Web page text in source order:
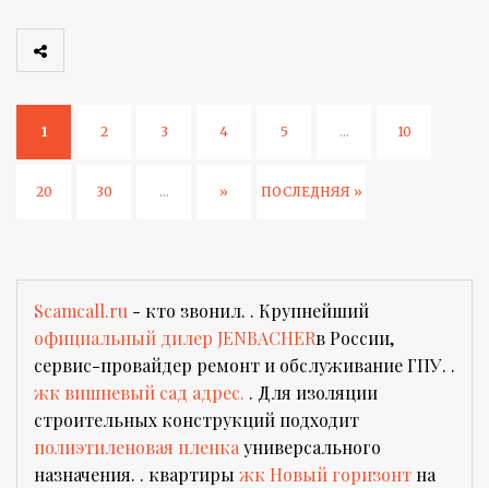
1 2 3 4 5 ... 10
20 30 ... » ПОСЛЕДНЯЯ »
Scamcall.ru - кто звонил. . Крупнейший
официальный дилер JENBACHERв России,
сервис-провайдер ремонт и обслуживание ГПУ. .
жк вишневый сад адрес. . Для изоляции
строительных конструкций подходит
полиэтиленовая пленка универсального
назначения. . квартиры жк Новый горизонт на